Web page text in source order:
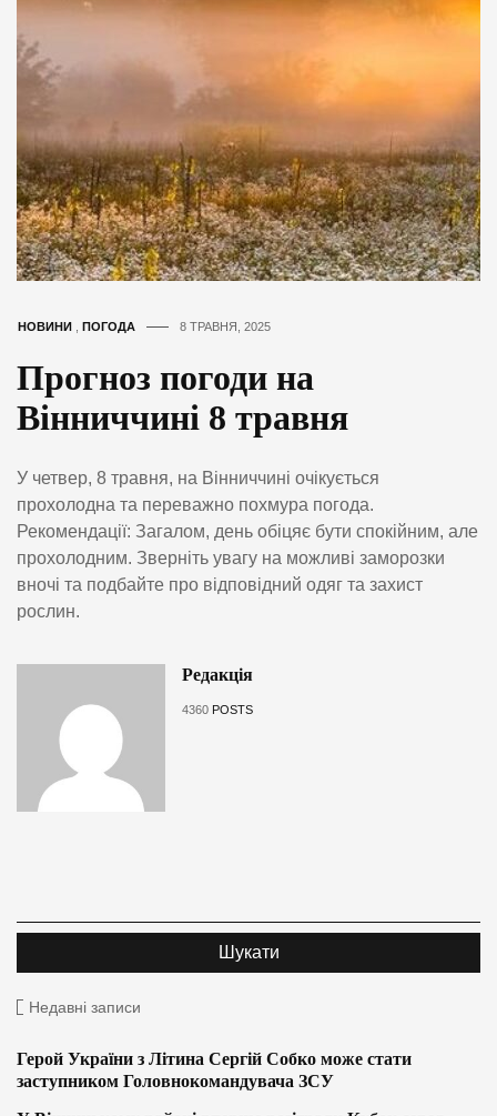
НОВИНИ ПОГОДА 8 ТРАВНЯ, 2025
Прогноз погоди на
Вінниччині 8 травня
У четвер, 8 травня, на Вінниччині очікується
прохолодна та переважно похмура погода.
Рекомендації: Загалом, день обіцяє бути спокійним, але
прохолодним. Зверніть увагу на можливі заморозки
вночі та подбайте про відповідний одяг та захист
рослин.
Редакція
4360 POSTS
Недавні записи
Герой України з Літина Сергій Собко може стати
заступником Головнокомандувача ЗСУ